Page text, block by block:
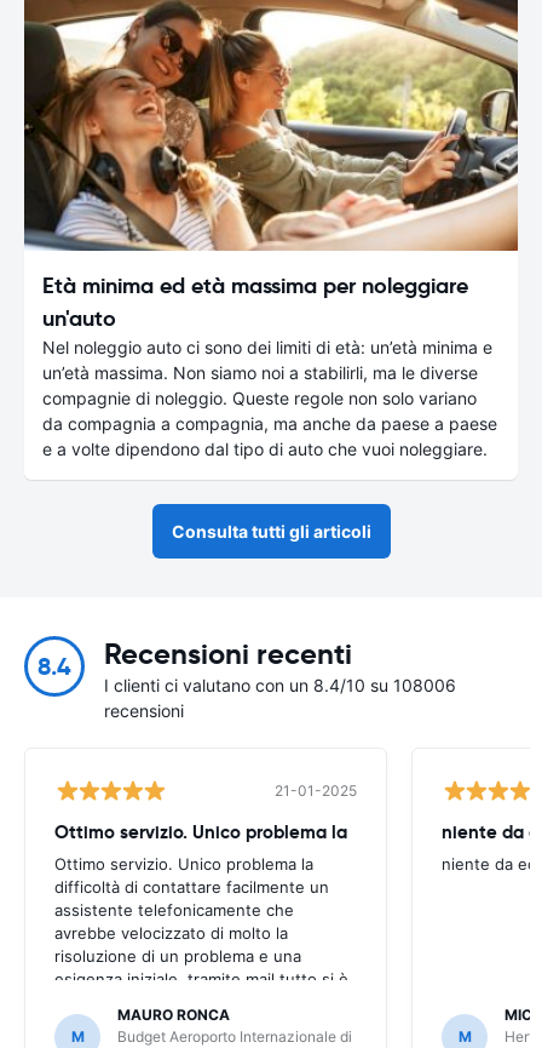
Età minima ed età massima per noleggiare
un'auto
Nel noleggio auto ci sono dei limiti di età: un’età minima e
un’età massima. Non siamo noi a stabilirli, ma le diverse
compagnie di noleggio. Queste regole non solo variano
da compagnia a compagnia, ma anche da paese a paese
e a volte dipendono dal tipo di auto che vuoi noleggiare.
Consulta tutti gli articoli
8.4 Recensioni recenti
I clienti ci valutano con un 8.4/10 su 108006
recensioni
21-01-2025
Ottimo servizio. Unico problema la
Ottimo servizio. Unico problema la
difficoltà di contattare facilmente un
assistente telefonicamente che
avrebbe velocizzato di molto la
risoluzione di un problema e una
esigenza iniziale. tramite mail tutto si è
M
MAURO RONCA
Budget Aeroporto Internazionale di
niente da
niente da
M